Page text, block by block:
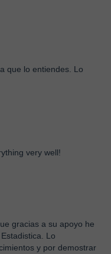
que lo entiendes. Lo
very well!
gracias a su apoyo he
Lo
y por demostrar